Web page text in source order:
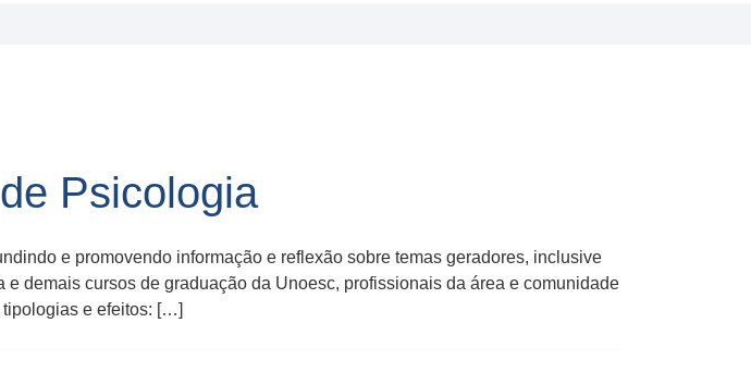
Psicologia
e promovendo informação e reflexão sobre temas geradores, inclusive
demais cursos de graduação da Unoesc, profissionais da área e comunidade
tipologias e efeitos: […]